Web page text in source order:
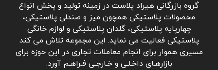
گروه بازرگانی هیراد پلاست در زمینه تولید و پخش انواع
محصولات پلاستیکی همچون میز و صندلی پلاستیکی،
چهارپایه پلاستیکی، گلدان پلاستیکی و لوازم خانگی
پلاستیکی فعالیت می نماید. این مجموعه تلاش می کند
مسیری هموار برای انجام معاملات تجاری در این حوزه برای
بازارهـای داخـلـی و خـارجـی فـراهـم آورد.